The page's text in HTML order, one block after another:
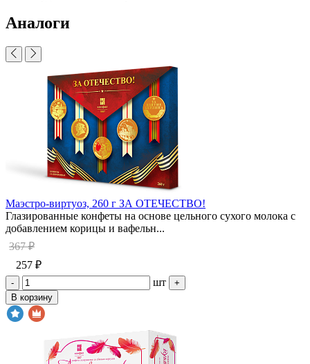
Аналоги
Маэстро-виртуоз, 260 г ЗА ОТЕЧЕСТВО!
Глазированные конфеты на основе цельного сухого молока с
добавлением корицы и вафельн...
367 ₽
257 ₽
- шт
+
В корзину